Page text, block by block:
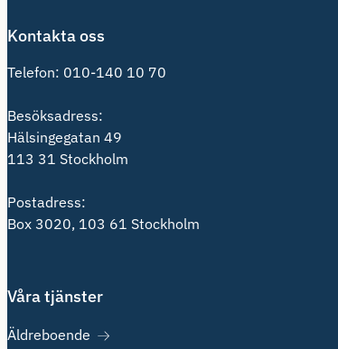
Kontakta oss
Telefon: 010-140 10 70
Besöksadress:
Hälsingegatan 49
113 31 Stockholm
Postadress:
Box 3020, 103 61 Stockholm
Våra tjänster
Äldreboende